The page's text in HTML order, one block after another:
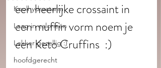
Koolhydraatarm
Laag in calorieën
Lekker gezellig :)
hoofdgerecht
een heerlijke crossaint in
een muffin vorm noem je
een Keto Cruffins  :)